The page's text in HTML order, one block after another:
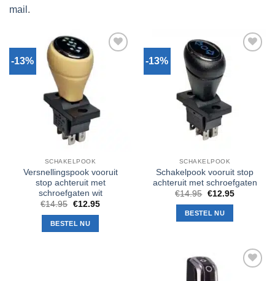
mail .
-13%
Toevoegen
verlanglijst
SCHAKELPOOK
Versnellingspook vooruit
stop achteruit met
schroefgaten wit
€14.95 Oorspronkelijke
was:
€14.95.
€12.95Huidige
BESTEL NU
-13%
Toevoegen
verlanglijst
SCHAKELPOOK
Schakelpook vooruit stop
achteruit met schroefgaten
€14.95 Oorspronkelijke
was:
€14.95.
€12.95Huidige
BESTEL NU